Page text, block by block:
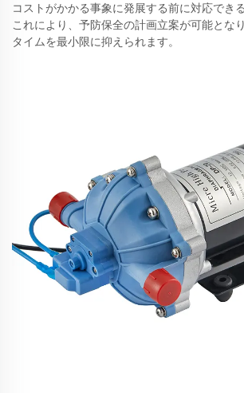
コストがかかる事象に発展する前に対応でき
これにより、予防保全の計画立案が可能とな
タイムを最小限に抑えられます。